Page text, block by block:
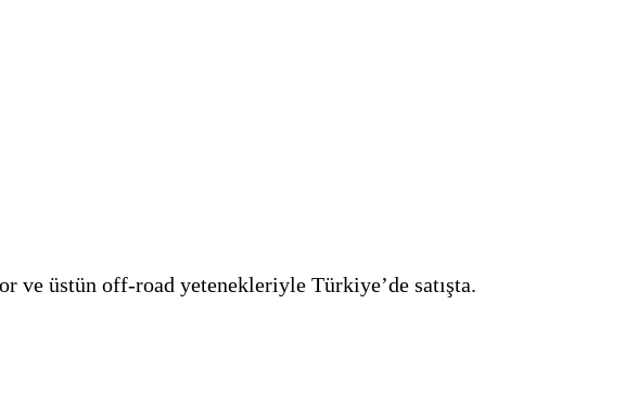
ve üstün off-road yetenekleriyle Türkiye’de satışta.